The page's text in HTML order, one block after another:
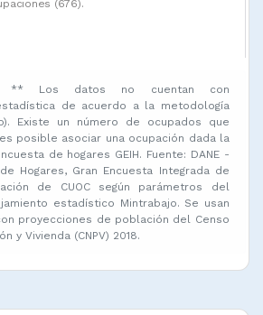
(676).
** Los datos no cuentan con
de acuerdo a la metodología
Existe un número de ocupados que
posible asociar una ocupación dada la
de hogares GEIH. Fuente: DANE -
Hogares, Gran Encuesta Integrada de
de CUOC según parámetros del
estadístico Mintrabajo. Se usan
proyecciones de población del Censo
y Vivienda (CNPV) 2018.